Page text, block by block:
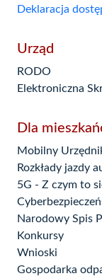
Deklaracja
Urząd
RODO
Elektroniczna
Dla
Mobilny
Rozkłady jazdy
5G - Z czym to
Narodowy Spis
Konkursy
Wnioski
Gospodarka